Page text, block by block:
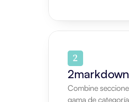
2markdown
Combine
gama de